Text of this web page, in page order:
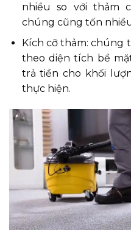
nhiều so với thảm
chúng cũng tốn
Kích cỡ thảm: chúng
theo diện tích bề
trả tiền cho khối
thực hiện.